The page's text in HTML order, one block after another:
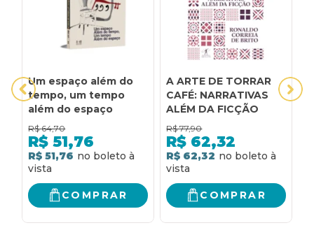
Um espaço além do
tempo, um tempo
além do espaço
R$ 64,70
R$ 51,76
R$ 51,76
COMPRAR
A ARTE DE TORRAR
CAFÉ: NARRATIVAS
ALÉM DA FICÇÃO
R$ 77,90
R$ 62,32
R$ 62,32
COMPRAR